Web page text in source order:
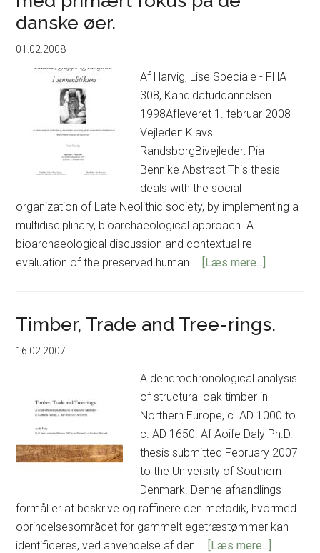
etnicitet
eksemplificeret
studie
af
sønderjysk
elite
romersk
jernalder.
danske øer.
01.02.2008
Af Harvig, Lise Speciale - FHA
308, Kandidatuddannelsen
1998Afleveret 1. februar 2008
Vejleder: Klavs
RandsborgBivejleder: Pia
Bennike Abstract This thesis
deals with the social
organization of Late Neolithic society, by implementing a
multidisciplinary, bioarchaeological approach. A
bioarchaeological discussion and contextual re-
evaluation of the preserved human … [Læs mere...]
og
–
en
diskussion
og
af
det
Timber, Trade and Tree-rings.
16.02.2007
A dendrochronological analysis
of structural oak timber in
Northern Europe, c. AD 1000 to
c. AD 1650. Af Aoife Daly Ph.D.
thesis submitted February 2007
to the University of Southern
Denmark. Denne afhandlings
formål er at beskrive og raffinere den metodik, hvormed
oprindelsesområdet for gammelt egetræstømmer kan
identificeres, ved anvendelse af den … [Læs mere...]